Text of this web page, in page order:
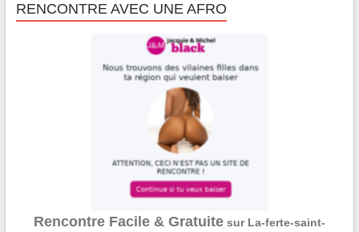
RENCONTRE AVEC UNE AFRO
Rencontre Facile & Gratuitesur La-ferte-saint-